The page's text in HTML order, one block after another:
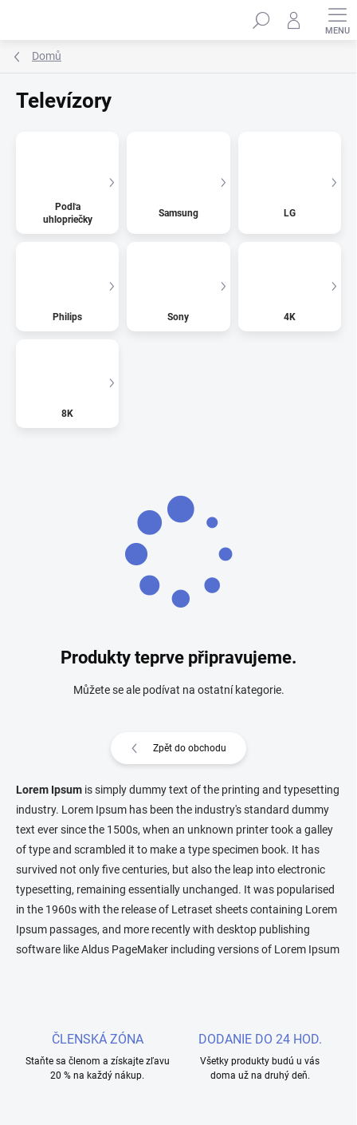
Hledat
Domů
Televízory
Podľa
uhlopriečky
Samsung LG
Philips Sony 4K
8K
Produkty teprve připravujeme.
Můžete se ale podívat na ostatní kategorie.
Zpět do obchodu
Lorem Ipsum is simply dummy text of the printing and typesetting
industry. Lorem Ipsum has been the industry's standard dummy
text ever since the 1500s, when an unknown printer took a galley
of type and scrambled it to make a type specimen book. It has
survived not only five centuries, but also the leap into electronic
typesetting, remaining essentially unchanged. It was popularised
in the 1960s with the release of Letraset sheets containing Lorem
Ipsum passages, and more recently with desktop publishing
software like Aldus PageMaker including versions of Lorem Ipsum
ČLENSKÁ ZÓNA
Staňte sa členom a získajte zľavu
20 % na každý nákup.
DODANIE DO 24 HOD.
Všetky produkty budú u vás
doma už na druhý deň.